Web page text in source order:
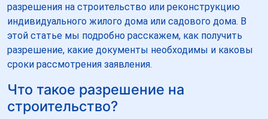
разрешения на строительство или реконструкцию
индивидуального жилого дома или садового дома. В
этой статье мы подробно расскажем, как получить
разрешение, какие документы необходимы и каковы
сроки рассмотрения заявления.
Что такое разрешение на
строительство?